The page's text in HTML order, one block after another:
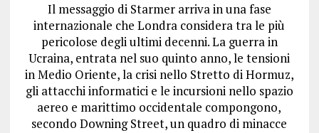
Il messaggio di Starmer arriva in una fase
internazionale che Londra considera tra le più
pericolose degli ultimi decenni. La guerra in
Ucraina, entrata nel suo quinto anno, le tensioni
in Medio Oriente, la crisi nello Stretto di Hormuz,
gli attacchi informatici e le incursioni nello spazio
aereo e marittimo occidentale compongono,
secondo Downing Street, un quadro di minacce